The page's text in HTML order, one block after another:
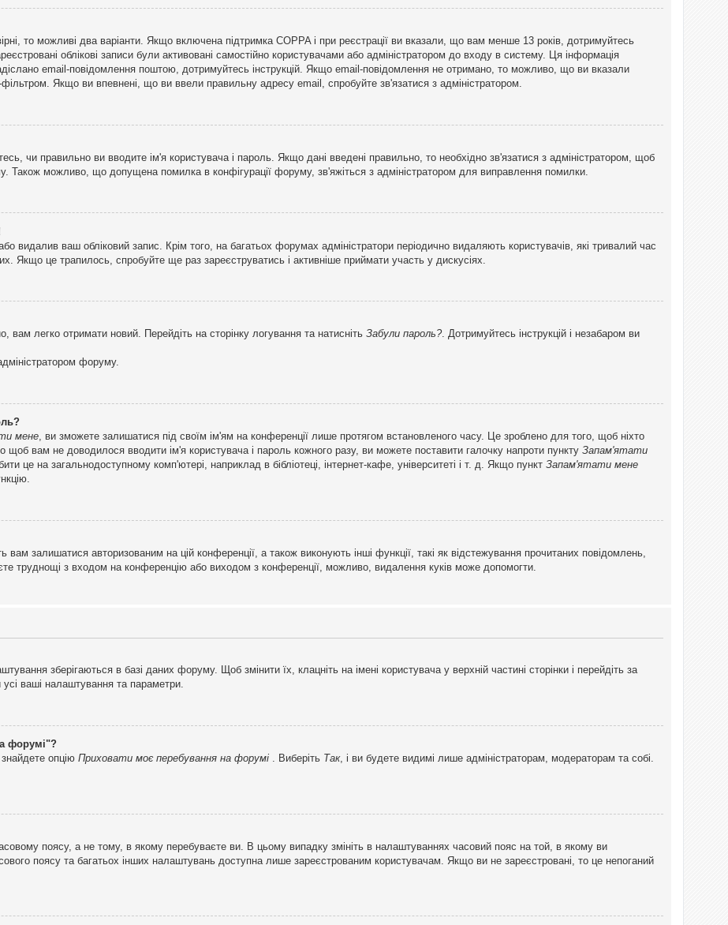
то можливі два варіанти. Якщо включена підтримка COPPA і при реєстрації ви вказали, що вам менше 13 років, дотримуйтесь
облікові записи були активовані самостійно користувачами або адміністратором до входу в систему. Ця інформація
email-повідомлення поштою, дотримуйтесь інструкцій. Якщо email-повідомлення не отримано, то можливо, що ви вказали
Якщо ви впевнені, що ви ввели правильну адресу email, спробуйте зв'язатися з адміністратором.
чи правильно ви вводите ім'я користувача і пароль. Якщо дані введені правильно, то необхідно зв'язатися з адміністратором, щоб
Також можливо, що допущена помилка в конфігурації форуму, зв'яжіться з адміністратором для виправлення помилки.
видалив ваш обліковий запис. Крім того, на багатьох форумах адміністратори періодично видаляють користувачів, які тривалий час
Якщо це трапилось, спробуйте ще раз зареєструватись і активніше приймати участь у дискусіях.
легко отримати новий. Перейдіть на сторінку логування та натисніть Забули пароль?. Дотримуйтесь інструкцій і незабаром ви
форуму.
мене, ви зможете залишатися під своїм ім'ям на конференції лише протягом встановленого часу. Це зроблено для того, щоб ніхто
щоб вам не доводилося вводити ім'я користувача і пароль кожного разу, ви можете поставити галочку напроти пункту Запам'ятати
це на загальнодоступному комп'ютері, наприклад в бібліотеці, інтернет-кафе, університеті і т. д. Якщо пункт Запам'ятати мене
залишатися авторизованим на цій конференції, а також виконують інші функції, такі як відстежування прочитаних повідомлень,
труднощі з входом на конференцію або виходом з конференції, можливо, видалення куків може допомогти.
зберігаються в базі даних форуму. Щоб змінити їх, клацніть на імені користувача у верхній частині сторінки і перейдіть за
ваші налаштування та параметри.
форумі"?
опцію Приховати моє перебування на форумі . Виберіть Так, і ви будете видимі лише адміністраторам, модераторам та собі.
поясу, а не тому, в якому перебуваєте ви. В цьому випадку змініть в налаштуваннях часовий пояс на той, в якому ви
поясу та багатьох інших налаштувань доступна лише зареєстрованим користувачам. Якщо ви не зареєстровані, то це непоганий